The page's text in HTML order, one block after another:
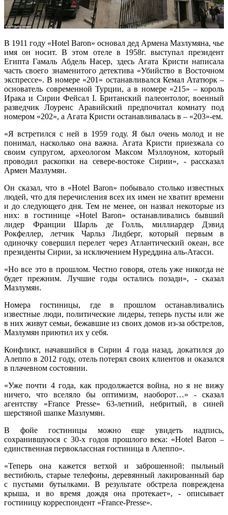
В 1911 году «Hotel Baron» основал дед Армена Мазлумяна, чье
имя он носит. В этом отеле в 1958г. выступал президент
Египта Гамаль Абдель Насер, здесь Агата Кристи написала
часть своего знаменитого детектива «Убийство в Восточном
экспрессе». В номере «201» останавливался Кемал Ататюрк –
основатель современной Турции, а в номере «215» – король
Ирака и Сирии Фейсал I. Британский палеонтолог, военный
разведчик Лоуренс Аравийский предпочитал комнату под
номером «202», а Агата Кристи останавливалась в – «203»-ем.
«Я встретился с ней в 1959 году. Я был очень молод и не
понимал, насколько она важна. Агата Кристи приезжала со
своим супругом, археологом Максом Мэллоуном, который
проводил раскопки на севере-востоке Сирии», - рассказал
Армен Мазлумян.
Он сказал, что в «Hotel Baron» побывало столько известных
людей, что для перечисления всех их имен не хватит времени
и до следующего дня. Тем не менее, он назвал некоторые из
них: в гостинице «Hotel Baron» останавливались бывший
лидер Франции Шарль де Голль, миллиардер Дэвид
Рокфеллер, летчик Чарльз Лидберг, который первым в
одиночку совершил перелет через Атлантический океан, все
президенты Сирии, за исключением Нуреддина аль-Атасси.
«Но все это в прошлом. Честно говоря, отель уже никогда не
будет прежним. Лучшие годы остались позади», - сказал
Мазлумян.
Номера гостиницы, где в прошлом останавливались
известные люди, политические лидеры, теперь пусты или же
в них живут семьи, бежавшие из своих домов из-за обстрелов,
Мазлумян приютил их у себя.
Конфликт, начавшийся в Сирии 4 года назад, докатился до
Алеппо в 2012 году, отель потерял своих клиентов и оказался
в плачевном состоянии.
«Уже почти 4 года, как продолжается война, но я не вижу
ничего, что вселяло бы оптимизм, наоборот…» - сказал
агентству «France Presse» 63-летний, небритый, в синей
шерстяной шапке Мазлумян.
В фойе гостиницы можно еще увидеть надпись,
сохранившуюся с 30-х годов прошлого века: «Hotel Baron –
единственная первоклассная гостиница в Алеппо».
«Теперь она кажется ветхой и заброшенной: пыльный
вестибюль, старые телефоны, деревянный лакированный бар
с пустыми бутылками. В результате обстрела повреждена
крыша, и во время дождя она протекает», - описывает
гостиницу корреспондент «France-Presse».